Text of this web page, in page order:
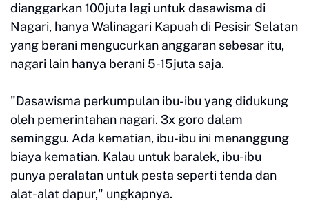
dianggarkan 100juta lagi untuk dasawisma di
Nagari, hanya Walinagari Kapuah di Pesisir Selatan
yang berani mengucurkan anggaran sebesar itu,
nagari lain hanya berani 5-15juta saja.
"Dasawisma perkumpulan ibu-ibu yang didukung
oleh pemerintahan nagari. 3x goro dalam
seminggu. Ada kematian, ibu-ibu ini menanggung
biaya kematian. Kalau untuk baralek, ibu-ibu
punya peralatan untuk pesta seperti tenda dan
alat-alat dapur," ungkapnya.